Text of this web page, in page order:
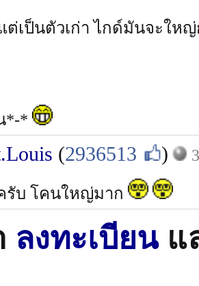
ต่เป็นตัวเก่า ไกด์มันจะให
*-*
(2936513 )
รับ โคนใหญ่มาก
ลงทะเบียนแ